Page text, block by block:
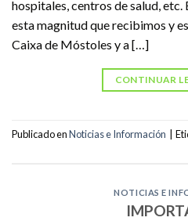
hospitales, centros de salud, etc.
esta magnitud que recibimos y
Caixa de Móstoles y a […]
CONTINUAR
Publicado enNoticias e Información
NOTICIAS E